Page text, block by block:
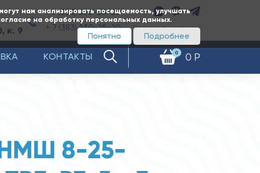
нам анализировать посещаемость, улучшать
на обработку персональных данных.
Подробнее
Понятно
к. 9
+ 7 (383)350-65-20
+ 7 (383)230-25-20 Заказать звонок
0 0 Р
КОНТАКТЫ
8-25-